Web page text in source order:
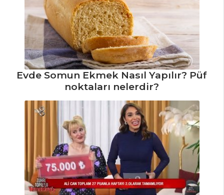
Evde Somun Ekmek Nasıl Yapılır? Püf
noktaları nelerdir?